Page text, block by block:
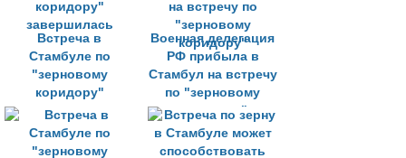
Встреча в
Стамбуле по
"зерновому
коридору"
завершилась
Военная делегация
РФ прибыла в
Стамбул на встречу
по "зерновому
коридору"